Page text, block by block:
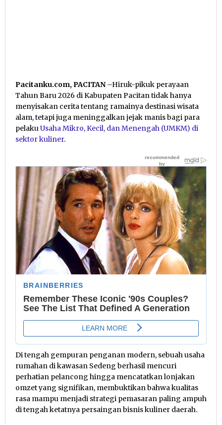
Pacitanku.com, PACITAN –Hiruk-pikuk perayaan
Tahun Baru 2026 di Kabupaten Pacitan tidak hanya
menyisakan cerita tentang ramainya destinasi wisata
alam, tetapi juga meninggalkan jejak manis bagi para
pelakuUsaha Mikro, Kecil, dan Menengah (UMKM) di
sektor kuliner.
Di tengah gempuran penganan modern, sebuah usaha
rumahan di kawasan Sedeng berhasil mencuri
perhatian pelancong hingga mencatatkan lonjakan
omzet yang signifikan, membuktikan bahwa kualitas
rasa mampu menjadi strategi pemasaran paling ampuh
di tengah ketatnya persaingan bisnis kuliner daerah.